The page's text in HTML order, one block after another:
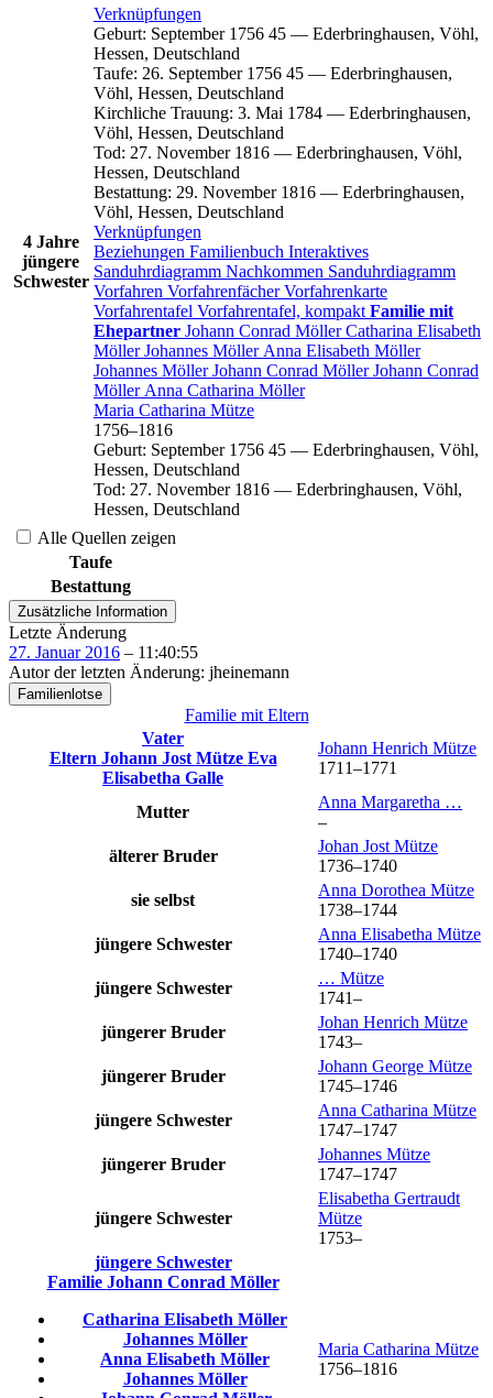
4 Jahre
jüngere
Schwester
Verknüpfungen
Geburt: September 1756 45 — Ederbringhausen, Vöhl,
Hessen, Deutschland
Taufe: 26. September 1756 45 — Ederbringhausen,
Vöhl, Hessen, Deutschland
Kirchliche Trauung: 3. Mai 1784 — Ederbringhausen,
Vöhl, Hessen, Deutschland
Tod: 27. November 1816 — Ederbringhausen, Vöhl,
Hessen, Deutschland
Bestattung: 29. November 1816 — Ederbringhausen,
Vöhl, Hessen, Deutschland
Verknüpfungen
Beziehungen Familienbuch Interaktives
Sanduhrdiagramm Nachkommen Sanduhrdiagramm
Vorfahren VorfahrenfächerVorfahrenkarte
Vorfahrentafel Vorfahrentafel, kompakt Familie mit
Ehepartner Johann Conrad Möller Catharina Elisabeth
Möller Johannes Möller Anna Elisabeth Möller
Johannes Möller Johann Conrad Möller Johann Conrad
Möller Anna Catharina Möller
Maria Catharina Mütze
1756–1816
Geburt: September 1756 45 — Ederbringhausen, Vöhl,
Hessen, Deutschland
Tod: 27. November 1816 — Ederbringhausen, Vöhl,
Hessen, Deutschland
Alle Quellen zeigen
Taufe
Bestattung
Zusätzliche Information
Letzte Änderung
27. Januar 2016 – 11:40:55
Autor der letzten Änderung: jheinemann
Familienlotse
Familie mit Eltern
Vater
Eltern Johann Jost Mütze Eva
Elisabetha Galle
Johann Henrich Mütze
1711–1771
Mutter
Anna Margaretha …
–
älterer Bruder
Johan Jost Mütze
1736–1740
sie selbst
Anna Dorothea Mütze
1738–1744
jüngere Schwester
Anna Elisabetha Mütze
1740–1740
jüngere Schwester
… Mütze
1741–
jüngerer Bruder
Johan Henrich Mütze
1743–
jüngerer Bruder
Johann George Mütze
1745–1746
jüngere Schwester
Anna Catharina Mütze
1747–1747
jüngerer Bruder
Johannes Mütze
1747–1747
jüngere Schwester
Elisabetha Gertraudt
Mütze
1753–
jüngere Schwester
Familie Johann Conrad Möller
Catharina Elisabeth Möller
Johannes Möller
Anna Elisabeth Möller
Johannes Möller
Maria Catharina Mütze
1756–1816